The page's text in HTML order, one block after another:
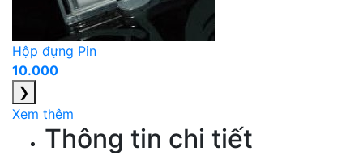
Hộp đựng Pin
10.000
❯
Xem thêm
Thông tin chi tiết